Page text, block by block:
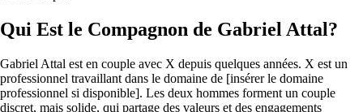
Qui Est le Compagnon de Gabriel Attal?
Gabriel Attal est en couple avec X depuis quelques années. X est un
professionnel travaillant dans le domaine de [insérer le domaine
professionnel si disponible]. Les deux hommes forment un couple
discret, mais solide, qui partage des valeurs et des engagements